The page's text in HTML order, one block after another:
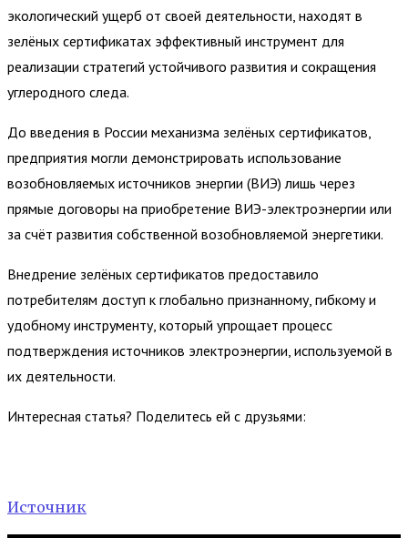
экологический ущерб от своей деятельности, находят в
зелёных сертификатах эффективный инструмент для
реализации стратегий устойчивого развития и сокращения
углеродного следа.
До введения в России механизма зелёных сертификатов,
предприятия могли демонстрировать использование
возобновляемых источников энергии (ВИЭ) лишь через
прямые договоры на приобретение ВИЭ-электроэнергии или
за счёт развития собственной возобновляемой энергетики.
Внедрение зелёных сертификатов предоставило
потребителям доступ к глобально признанному, гибкому и
удобному инструменту, который упрощает процесс
подтверждения источников электроэнергии, используемой в
их деятельности.
Интересная статья? Поделитесь ей с друзьями:
Источник